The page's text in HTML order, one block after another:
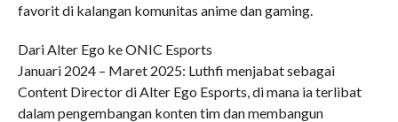
favorit di kalangan komunitas anime dan gaming.
Dari Alter Ego ke ONIC Esports
Januari 2024 – Maret 2025: Luthfi menjabat sebagai
Content Director di Alter Ego Esports, di mana ia terlibat
dalam pengembangan konten tim dan membangun